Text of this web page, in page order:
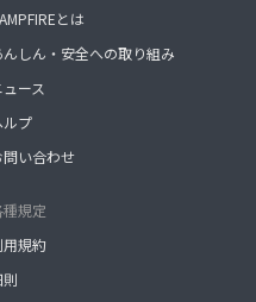
とは
んしん・安全への取り組み
ュース
ルプ
問い合わせ
種規定
用規約